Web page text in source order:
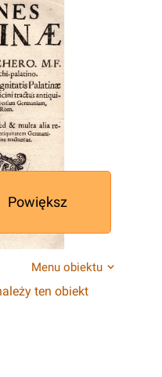
Powiększ
Menu obiektu
ten obiekt